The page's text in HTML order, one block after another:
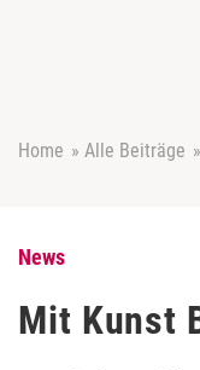
Home » Alle Beiträge »
News
Mit Kunst